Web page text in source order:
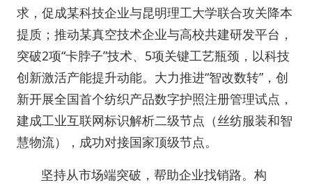
求，促成某科技企业与昆明理工大学联合攻关降本
提质；推动某真空技术企业与高校共建研发平台，
突破2项“卡脖子”技术、5项关键工艺瓶颈，以科技
创新激活产能提升动能。大力推进“智改数转”，创
新开展全国首个纺织产品数字护照注册管理试点，
建成工业互联网标识解析二级节点（丝纺服装和智
慧物流），成功对接国家顶级节点。
坚持从市场端突破，帮助企业找销路。构